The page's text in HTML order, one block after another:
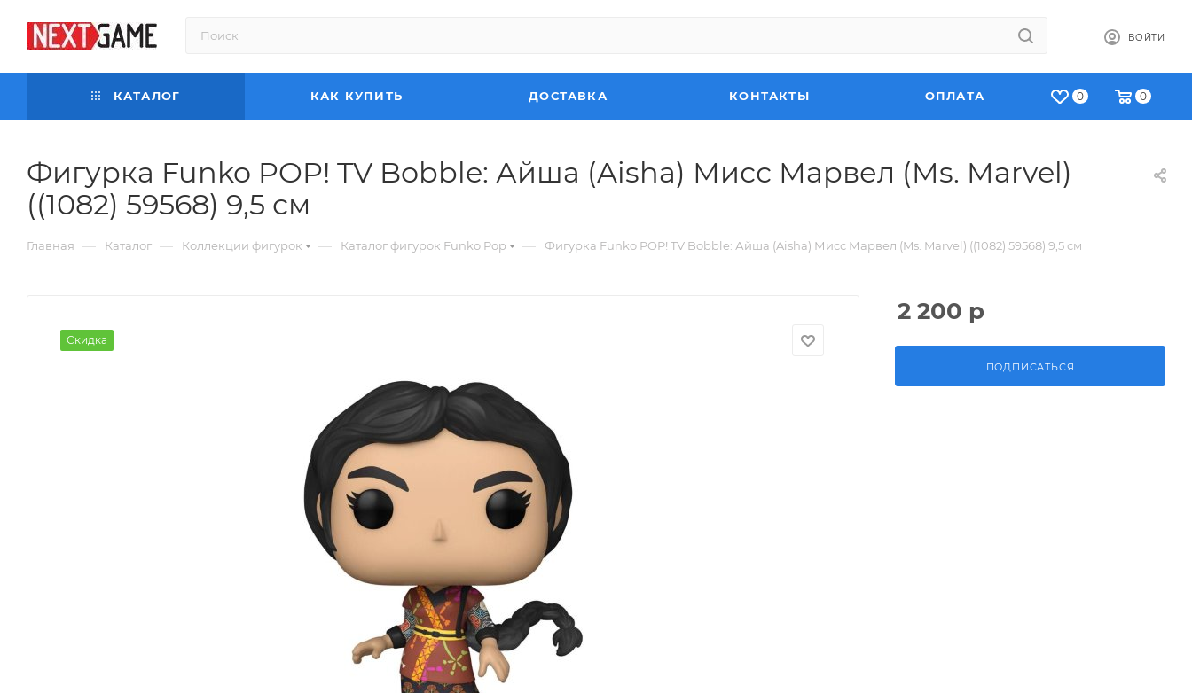
ВОЙТИ
0 0
КАТАЛОГ КАК КУПИТЬ ДОСТАВКА КОНТАКТЫ ОПЛАТА
Фигурка Funko POP! TV Bobble: Айша (Aisha) Мисс Марвел (Ms. Marvel)
((1082) 59568) 9,5 см
Главная — Каталог — Коллекции фигурок — Каталог фигурок Funko Pop — Фигурка Funko POP! TV Bobble: Айша (Aisha) Мисс Марвел (Ms. Marvel) ((1082) 59568) 9,5 см
Скидка
2 200 р
ПОДПИСАТЬСЯ